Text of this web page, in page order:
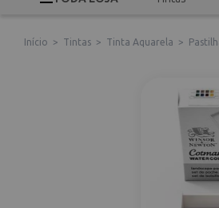
Início > Tintas > Tinta Aquarela >